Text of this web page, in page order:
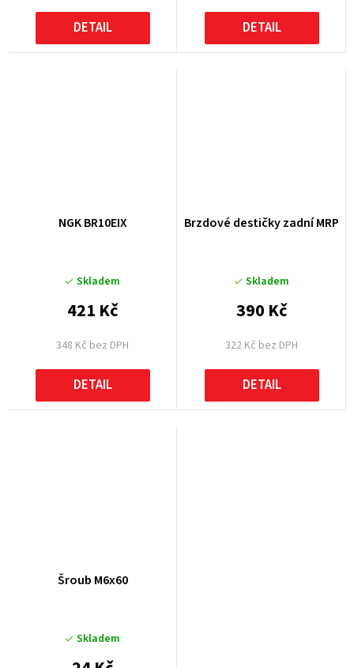
DETAIL DETAIL
NGK BR10EIX
Skladem
348 Kč bez DPH
421 Kč
DETAIL
Brzdové destičky zadní MRP
Skladem
322 Kč bez DPH
390 Kč
DETAIL
Šroub M6x60
Skladem